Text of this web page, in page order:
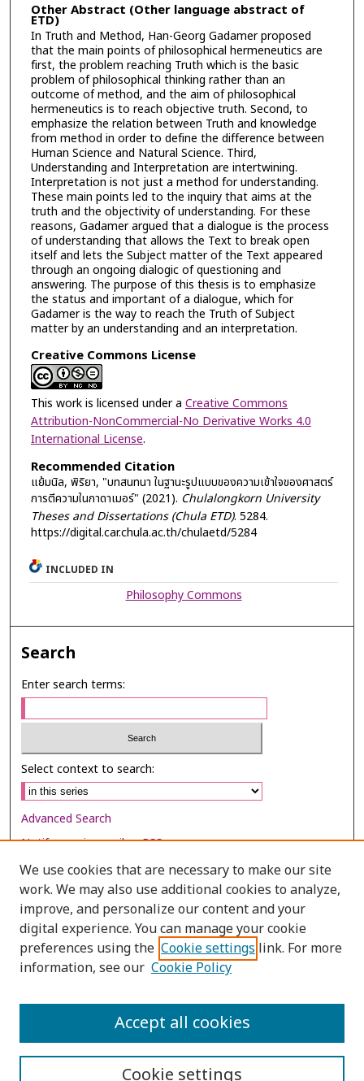
Other Abstract (Other language abstract of
ETD)
In Truth and Method, Han-Georg Gadamer proposed
that the main points of philosophical hermeneutics are
first, the problem reaching Truth which is the basic
problem of philosophical thinking rather than an
outcome of method, and the aim of philosophical
hermeneutics is to reach objective truth. Second, to
emphasize the relation between Truth and knowledge
from method in order to define the difference between
Human Science and Natural Science. Third,
Understanding and Interpretation are intertwining.
Interpretation is not just a method for understanding.
These main points led to the inquiry that aims at the
truth and the objectivity of understanding. For these
reasons, Gadamer argued that a dialogue is the process
of understanding that allows the Text to break open
itself and lets the Subject matter of the Text appeared
through an ongoing dialogic of questioning and
answering. The purpose of this thesis is to emphasize
the status and important of a dialogue, which for
Gadamer is the way to reach the Truth of Subject
matter by an understanding and an interpretation.
Creative Commons License
This work is licensed under a Creative Commons
Attribution-NonCommercial-No Derivative Works 4.0
International License.
Recommended Citation
แย้มนิล, พิริยา, "บทสนทนา ในฐานะรูปแบบของความเข้าใจของศาสตร์
การตีความในกาดาเมอร์" (2021). Chulalongkorn University
Theses and Dissertations (Chula ETD). 5284.
https://digital.car.chula.ac.th/chulaetd/5284
INCLUDED IN
Philosophy Commons
Search
Enter search terms:
Select context to search:
Advanced Search
Notify me via email orRSS
Browse
Collections
Disciplines
Authors
We use cookies that are necessary to make our site
work. We may also use additional cookies to analyze,
improve, and personalize our content and your
digital experience. You can manage your cookie
preferences using the Cookie settings link. For more
information, see our Cookie Policy
Cookie settings
Accept all cookies